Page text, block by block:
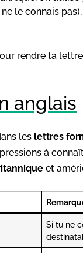
le connais
rendre ta
anglais
les lettres
à
et
Si tu ne